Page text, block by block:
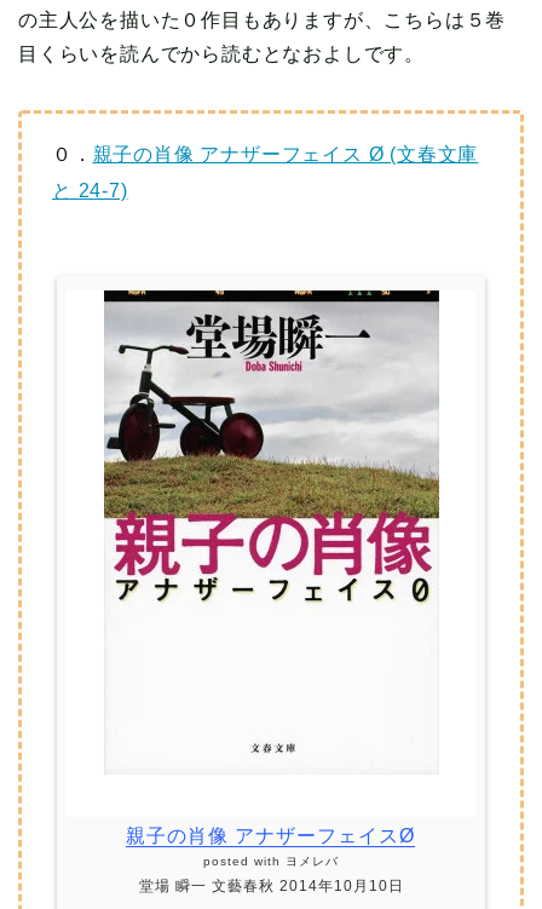
の主人公を描いた０作目もありますが、こちらは５巻
目くらいを読んでから読むとなおよしです。
０． 親子の肖像 アナザーフェイス Ø (文春文庫
と 24-7)
親子の肖像 アナザーフェイスØ
posted with ヨメレバ
堂場 瞬一 文藝春秋 2014年10月10日